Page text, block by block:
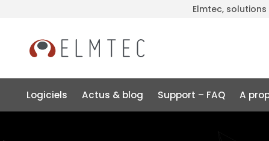
Elmtec,
Logiciels Actus & blog Support – FAQ A